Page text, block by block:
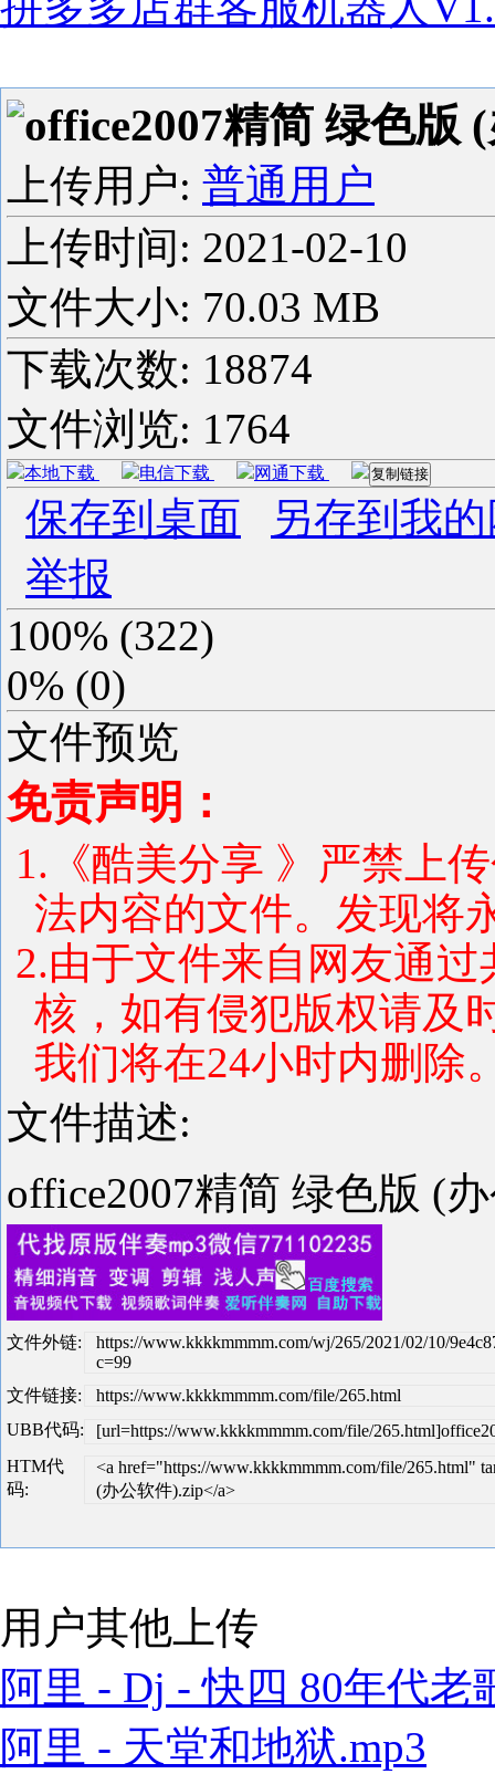
office2007精简 绿色版
上传用户: 普通用户
上传时间: 2021-02-10
文件大小: 70.03 MB
下载次数: 18874
文件浏览: 1764
本地下载 电信下载 网通下载 复制链接
保存到桌面
另存到我
举报
100% (322)
0% (0)
文件预览
免责声明：
1.《酷美分享 》严禁上
法内容的文件。发现将
2.由于文件来自网友通
核，如有侵犯版权请及
我们将在24小时内删除
文件描述:
office2007精简 绿色版 (
文件外链:
https://www.kkkkmmmm.com/wj/265/2021/02/10/
c=99
文件链接:
https://www.kkkkmmmm.com/file/265.html
UBB代码:
[url=https://www.kkkkmmmm.com/file/
HTM代
码:
<a href="https://www.kkkkmmmm.com/file/265.html"
(办公软件).zip</a>
用户其他上传
阿里 - Dj - 快四 80年代老
阿里 - 天堂和地狱.mp3